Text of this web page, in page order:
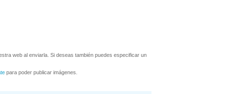
web al enviarla. Si deseas también puedes especificar un
para poder publicar imágenes.